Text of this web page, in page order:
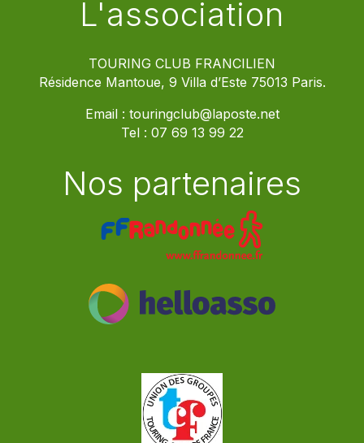
L'association
TOURING CLUB FRANCILIEN
Résidence Mantoue, 9 Villa d’Este 75013 Paris.
Email : touringclub@laposte.net
Tel : 07 69 13 99 22
Nos partenaires